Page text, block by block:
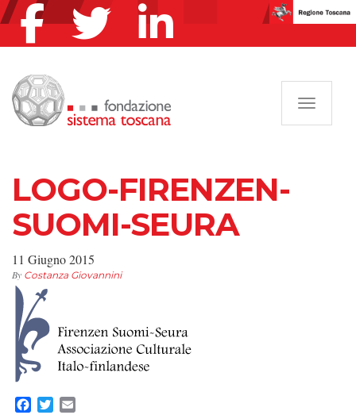
LOGO-FIRENZEN-
SUOMI-SEURA
11 Giugno 2015
By Costanza Giovannini
Facebook
Twitter